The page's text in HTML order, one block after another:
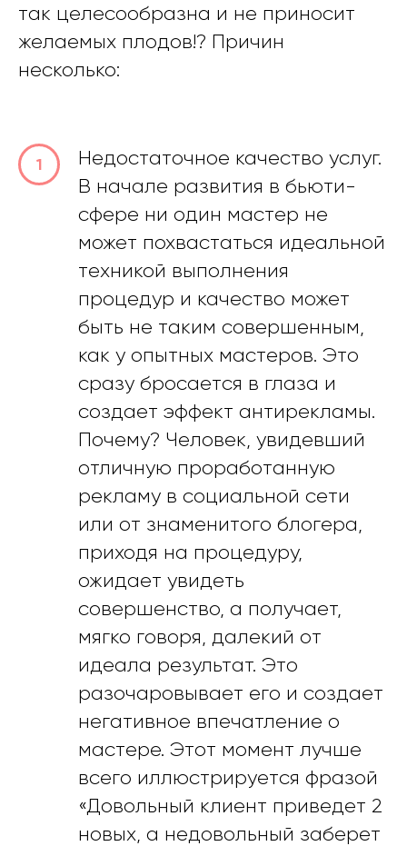
так целесообразна и не приносит
желаемых плодов!? Причин
несколько:
Недостаточное качество услуг.
В начале развития в бьюти-
сфере ни один мастер не
может похвастаться идеальной
техникой выполнения
процедур и качество может
быть не таким совершенным,
как у опытных мастеров. Это
сразу бросается в глаза и
создает эффект антирекламы.
Почему? Человек, увидевший
отличную проработанную
рекламу в социальной сети
или от знаменитого блогера,
приходя на процедуру,
ожидает увидеть
совершенство, а получает,
мягко говоря, далекий от
идеала результат. Это
разочаровывает его и создает
негативное впечатление о
мастере. Этот момент лучше
всего иллюстрируется фразой
«Довольный клиент приведет 2
новых, а недовольный заберет